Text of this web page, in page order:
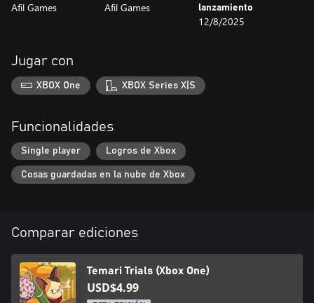
Afil Games Afil Games
lanzamiento
12/8/2025
Jugar con
XBOX One XBOX Series X|S
Funcionalidades
Single player Logros de Xbox
Cosas guardadas en la nube de Xbox
Comparar ediciones
Temari Trials (Xbox One)
USD$4.99